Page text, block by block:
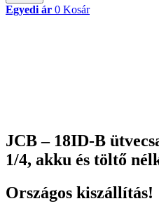
Egyedi ár 0 Kosár
JCB – 18ID-B
1/4, akku és töltő
Országos kiszállítás!